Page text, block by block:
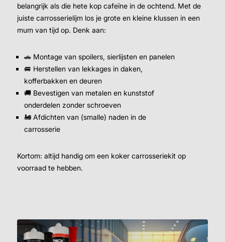
belangrijk als die hete kop cafeïne in de ochtend. Met de
juiste carrosserielijm los je grote en kleine klussen in een
mum van tijd op. Denk aan:
🚗 Montage van spoilers, sierlijsten en panelen
🚐 Herstellen van lekkages in daken,
kofferbakken en deuren
🚚 Bevestigen van metalen en kunststof
onderdelen zonder schroeven
🚂 Afdichten van (smalle) naden in de
carrosserie
Kortom: altijd handig om een koker carrosseriekit op
voorraad te hebben.